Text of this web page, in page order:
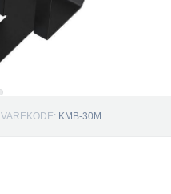
VAREKODE: KMB-30M